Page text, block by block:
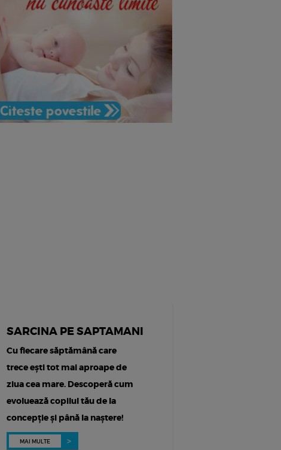
SARCINA PE SAPTAMANI
Cu fiecare săptămână care
trece ești tot mai aproape de
ziua cea mare. Descoperă cum
evoluează copilul tău de la
concepție și până la naștere!
MAI MULTE